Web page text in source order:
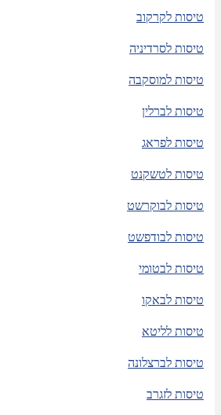
טיסות לקרקוב
טיסות לסרדיניה
טיסות למוסקבה
טיסות לברלין
טיסות לפראג
טיסות לטשקנט
טיסות לבוקרשט
טיסות לבודפשט
טיסות לבטומי
טיסות לבאקו
טיסות לליטא
טיסות לברצלונה
טיסות לזגרב